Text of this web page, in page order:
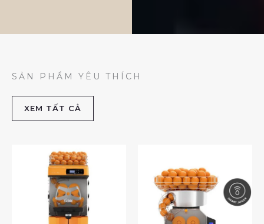
SẢN PHẨM YÊU THÍCH
XEM TẤT CẢ